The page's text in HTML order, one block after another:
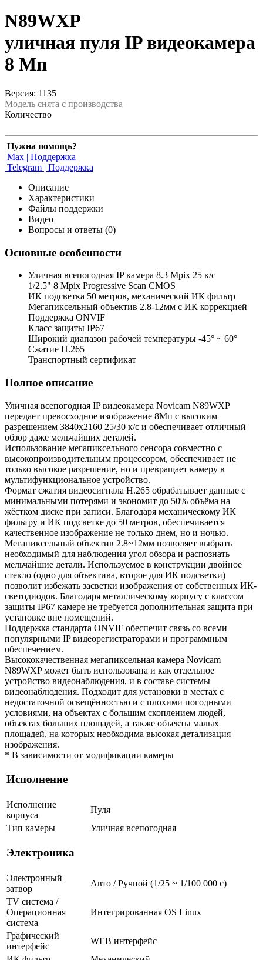
N89WXP
уличная пуля IP видеокамера
8 Мп
Версия: 1135
Модель снята с производства
Количество
Нужна помощь?
Max | Поддержка
Telegram | Поддержка
Описание
Характеристики
Файлы поддержки
Видео
Вопросы и ответы (0)
Основные особенности
Уличная всепогодная IP камера 8.3 Mpix 25 к/с
1/2.5" 8 Mpix Progressive Scan CMOS
ИК подсветка 50 метров, механический ИК фильтр
Мегапиксельный объектив 2.8-12мм c ИК коррекцией
Поддержка ONVIF
Класс защиты IP67
Широкий диапазон рабочей температуры -45° ~ 60°
Сжатие H.265
Транспортный сертификат
Полное описание
Уличная всепогодная IP видеокамера Novicam N89WXP
передает превосходное изображение 8Мп с высоким
разрешением 3840x2160 25/30 к/с и обеспечивает отличный
обзор даже мельчайших деталей.
Использование мегапиксельного сенсора совместно с
высокопроизводительным процессором, обеспечивает не
только высокое разрешение, но и превращает камеру в
мультифункциональное устройство.
Формат сжатия видеосигнала H.265 обрабатывает данные с
минимальными потерями и экономит до 50% объёма на
жёстком диске при записи. Благодаря механическому ИК
фильтру и ИК подсветке до 50 метров, обеспечивается
качественное изображение не только днем, но и ночью.
Мегапиксельный объектив 2.8~12мм позволяет выбрать
необходимый для наблюдения угол обзора и распознать
мельчайшие детали. Используемое в конструкции двойное
стекло (одно для объектива, второе для ИК подсветки)
позволит избежать засветки изображения от собственных ИК-
светодиодов. Благодаря металлическому корпусу с классом
защиты IP67 камере не требуется дополнительная защита при
установке вне помещений.
Поддержка стандарта ONVIF обеспечит связь со всеми
популярными IP видеорегистраторами и программным
обеспечением.
Высококачественная мегапиксельная камера Novicam
N89WXP может быть использована и как отдельное
устройство видеонаблюдения, и в составе системы
видеонаблюдения. Подходит для установки в местах с
недостаточной освещённостью и с плохими погодными
условиями, на объектах с большим скоплением людей,
объектах больших площадей, а также объекты малых
площадей, на которых необходима высокая детализация
изображения.
* В зависимости от модификации камеры
Исполнение
Исполнение
корпуса
Пуля
Тип камеры
Уличная всепогодная
Электроника
Электронный
затвор
Авто / Ручной (1/25 ~ 1/100 000 с)
TV система /
Операционная
система
Интегрированная OS Linux
Графический
интерфейс
WEB интерфейс